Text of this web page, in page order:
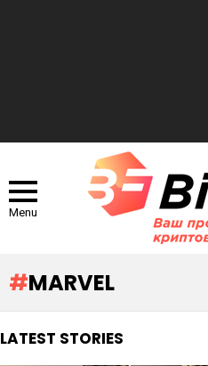
Menu
MARVEL
LATEST STORIES